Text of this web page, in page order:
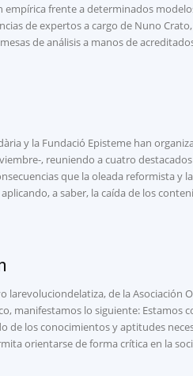
frente a determinados
de expertos a cargo de Nuno
de análisis a manos de
y la Fundació Episteme han
, reuniendo a cuatro
que la oleada reformista y
a saber, la caída de los
de la Asociación
manifestamos lo siguiente: Estamos
de los conocimientos y aptitudes
orientarse de forma crítica en la